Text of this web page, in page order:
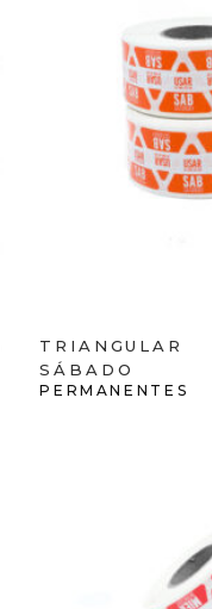
TRIANGULAR
SÁBADO
PERMANENTES